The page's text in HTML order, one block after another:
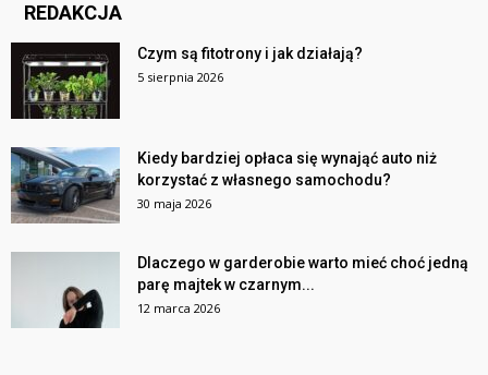
REDAKCJA
Czym są fitotrony i jak działają?
5 sierpnia 2026
Kiedy bardziej opłaca się wynająć auto niż
korzystać z własnego samochodu?
30 maja 2026
Dlaczego w garderobie warto mieć choć jedną
parę majtek w czarnym...
12 marca 2026